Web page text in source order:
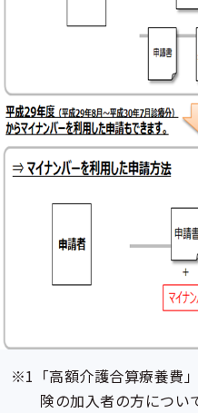
「高額介護合算療養費
険の加入者の方につい